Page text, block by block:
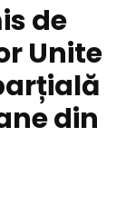
de
Unite
din